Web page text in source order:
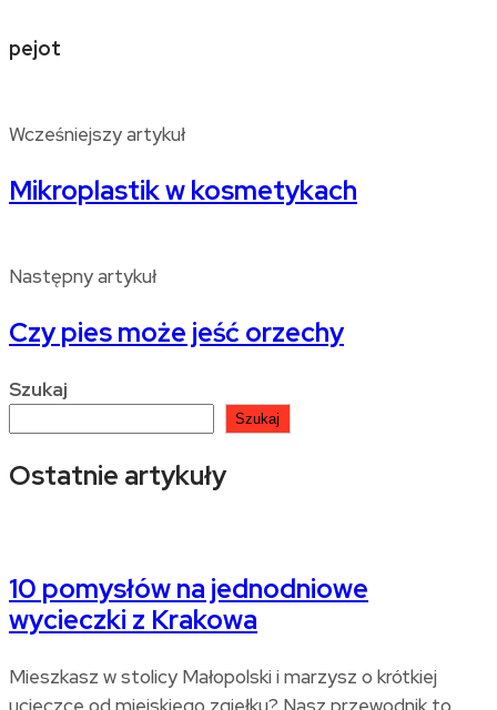
pejot
Wcześniejszy artykuł
Mikroplastik w kosmetykach
Następny artykuł
Czy pies może jeść orzechy
Szukaj
Szukaj
Ostatnie artykuły
10 pomysłów na jednodniowe
wycieczki z Krakowa
Mieszkasz w stolicy Małopolski i marzysz o krótkiej